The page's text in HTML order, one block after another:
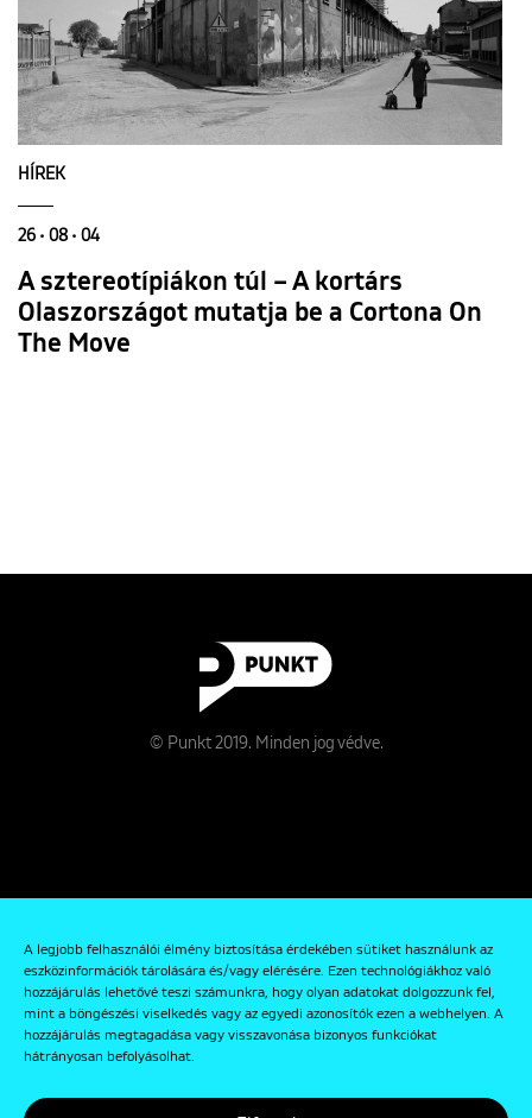
A legjobb felhasználói élmény biztosítása érdekében sütiket használunk az
eszközinformációk tárolására és/vagy elérésére. Ezen technológiákhoz való
hozzájárulás lehetővé teszi számunkra, hogy olyan adatokat dolgozzunk fel,
mint a böngészési viselkedés vagy az egyedi azonosítók ezen a webhelyen. A
hozzájárulás megtagadása vagy visszavonása bizonyos funkciókat
hátrányosan befolyásolhat.
HÍREK
26 • 08 • 04
A sztereotípiákon túl – A kortárs
Olaszországot mutatja be a Cortona On
The Move
© Punkt 2019. Minden jog védve.
Kapcsolat
Adatkezelési és Adatvédelmi Szabályzat